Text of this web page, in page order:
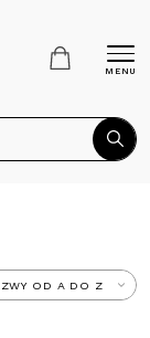
MENU